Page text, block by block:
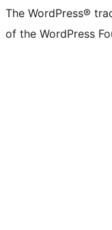
The WordPress®
of the WordPress